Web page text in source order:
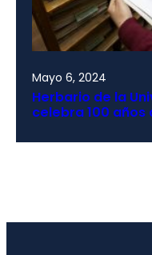
Mayo 6, 2024
Herbario de la
celebra 100